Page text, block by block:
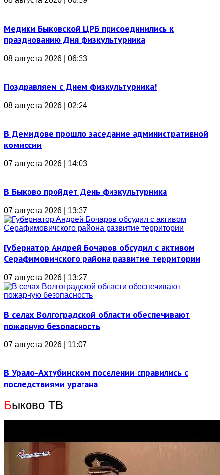
Медики Быковской ЦРБ присоединились к
празднованию Дня физкультурника
08 августа 2026 | 06:33
Поздравляем с Днем физкультурника!
08 августа 2026 | 02:24
В Демидове прошло заседание административной
комиссии
07 августа 2026 | 14:03
В Быково пройдет День физкультурника
07 августа 2026 | 13:37
Губернатор Андрей Бочаров обсудил с активом
Серафимовичского района развитие территории
07 августа 2026 | 13:27
В селах Волгоградской области обеспечивают
пожарную безопасность
07 августа 2026 | 11:07
В Урало-Ахтубинском поселении справились с
последствиями урагана
Быково ТВ